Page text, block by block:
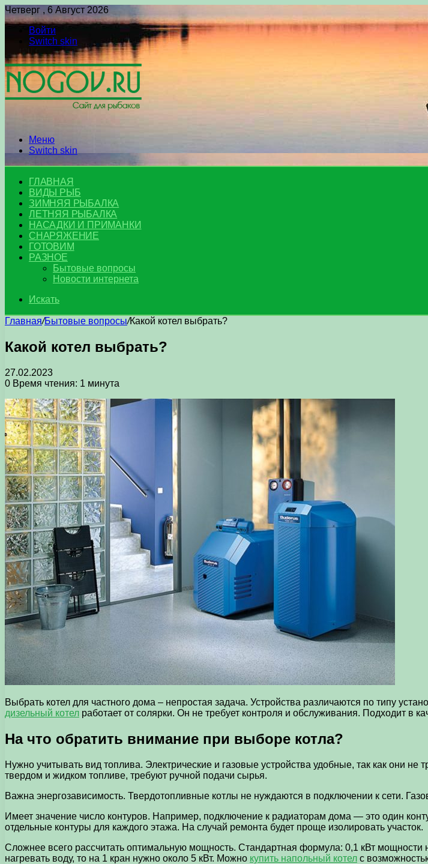
Четверг , 6 Август 2026
Войти
Switch skin
Меню
Switch skin
ГЛАВНАЯ
ВИДЫ РЫБ
ЗИМНЯЯ РЫБАЛКА
ЛЕТНЯЯ РЫБАЛКА
НАСАДКИ И ПРИМАНКИ
СНАРЯЖЕНИЕ
ГОТОВИМ
РАЗНОЕ
Бытовые вопросы
Новости интернета
Искать
Главная/Бытовые вопросы/Какой котел выбрать?
Какой котел выбрать?
27.02.2023
0 Время чтения: 1 минута
Выбрать котел для частного дома – непростая задача. Устройства различаются по типу
дизельный котел работает от солярки. Он не требует контроля и обслуживания. Подходит в
На что обратить внимание при выборе котла?
Нужно учитывать вид топлива. Электрические и газовые устройства удобные, так как они
твердом и жидком топливе, требуют ручной подачи сырья.
Важна энергозависимость. Твердотопливные котлы не нуждаются в подключении к сети.
Имеет значение число контуров. Например, подключение к радиаторам дома — это один
отдельные контуры для каждого этажа. На случай ремонта будет проще изолировать участок.
Сложнее всего рассчитать оптимальную мощность. Стандартная формула: 0,1 кВт
нагревать воду, то на 1 кран нужно около 5 кВт. Можно купить напольный котел с